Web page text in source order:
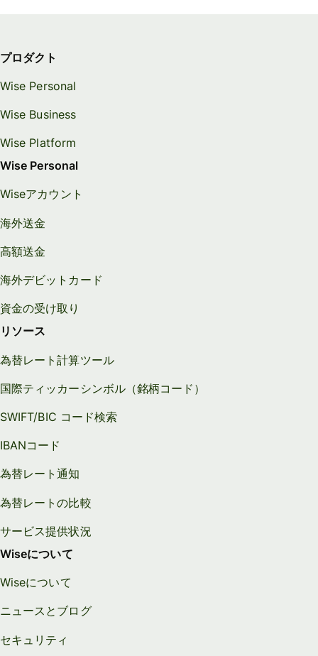
プロダクト
Wise Personal
Wise Business
Wise Platform
Wise Personal
Wiseアカウント
海外送金
高額送金
海外デビットカード
資金の受け取り
リソース
為替レート計算ツール
国際ティッカーシンボル（銘柄コード）
SWIFT/BIC コード検索
IBANコード
為替レート通知
為替レートの比較
サービス提供状況
Wiseについて
Wiseについて
ニュースとブログ
セキュリティ